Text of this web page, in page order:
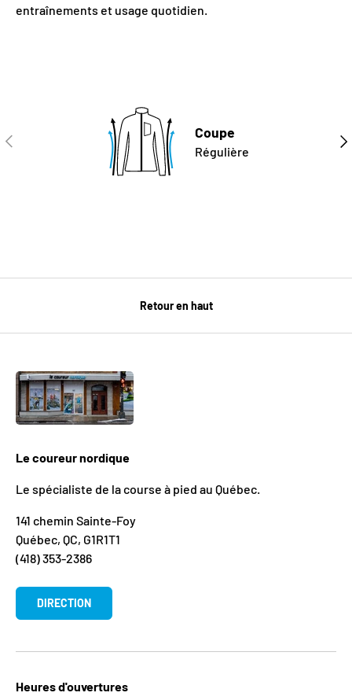
entraînements et usage quotidien.
PRÉCÉDENT Coupe
Régulière
Retour en haut
Le coureur nordique
Le spécialiste de la course à pied au Québec.
141 chemin Sainte-Foy
Québec, QC, G1R1T1
(418) 353-2386
DIRECTION
Heures d'ouvertures